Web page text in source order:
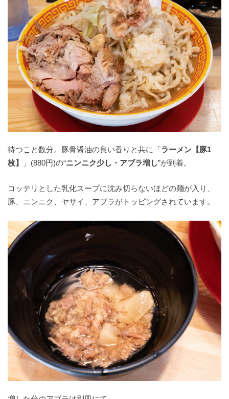
待つこと数分。豚骨醤油の良い香りと共に「 ラーメン【豚1
枚】
」(880円)の“ニンニク少し・アブラ増し”が到着。
コッテリとした乳化スープに沈み切らないほどの麺が入り、
豚、ニンニク、ヤサイ、アブラがトッピングされています。